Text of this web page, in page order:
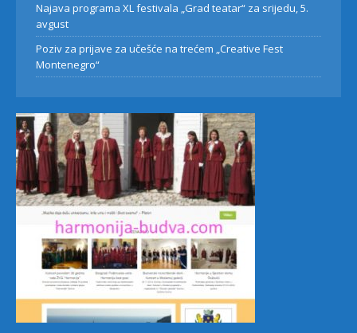
Najava programa XL festivala „Grad teatar“ za srijedu, 5.
avgust
Poziv za prijave za učešće na trećem „Creative Fest
Montenegro“